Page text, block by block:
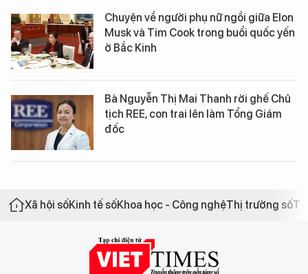
Chuyện về người phụ nữ ngồi giữa Elon
Musk và Tim Cook trong buổi quốc yến
ở Bắc Kinh
Bà Nguyễn Thị Mai Thanh rời ghế Chủ
tịch REE, con trai lên làm Tổng Giám
đốc
Xã hội sốKinh tế sốKhoa học - Công nghệThị trường số